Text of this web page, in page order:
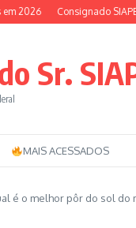
Consignado SIAPE pode
Sr.
MAIS ACESSADOS
é o melhor pôr do sol do